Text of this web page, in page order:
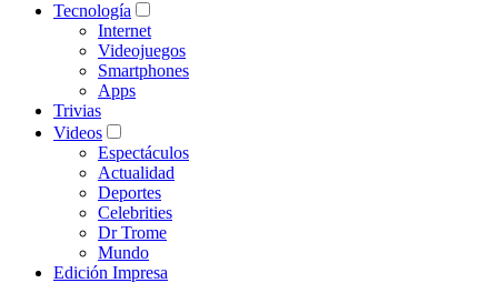
Tecnología
Internet
Videojuegos
Smartphones
Apps
Trivias
Videos
Espectáculos
Actualidad
Deportes
Celebrities
Dr Trome
Mundo
Edición Impresa